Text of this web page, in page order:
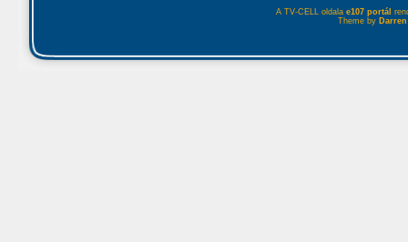
A TV-CELL oldala e107 portál
Theme by